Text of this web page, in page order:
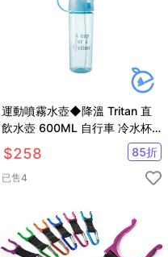
運動噴霧水壺◆降溫 Tritan 直
飲水壺 600ML 自行車 冷水杯
外出杯 寶特瓶 太空杯 飲料
$258 85折
已售4